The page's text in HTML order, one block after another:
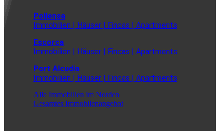
Pollensa
Immobilien | Häuser | Fincas | Apartments
Escorca
Immobilien | Häuser | Fincas | Apartments
Port Alcudia
Immobilien | Häuser | Fincas | Apartments
Alle Immobilien im Norden
Gesamtes Immobilenangebot